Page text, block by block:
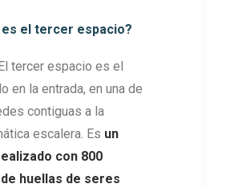
es el tercer espacio?
El tercer espacio es el
en la entrada, en una de
contiguas a la
escalera. Es un
con 800
huellas de seres